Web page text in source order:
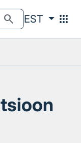
search EST apps